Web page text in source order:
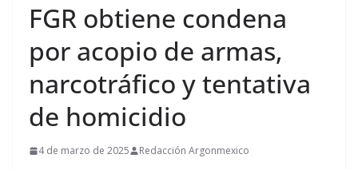
FGR obtiene condena
por acopio de armas,
narcotráfico y tentativa
de homicidio
4 de marzo de 2025 Redacción Argonmexico